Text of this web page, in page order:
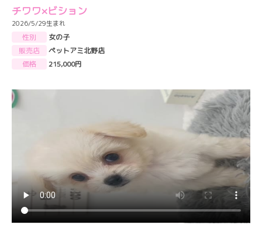
チワワ×ビション
2026/5/29生まれ
性別
女の子
販売店
ペットアミ北野店
価格
215,000円